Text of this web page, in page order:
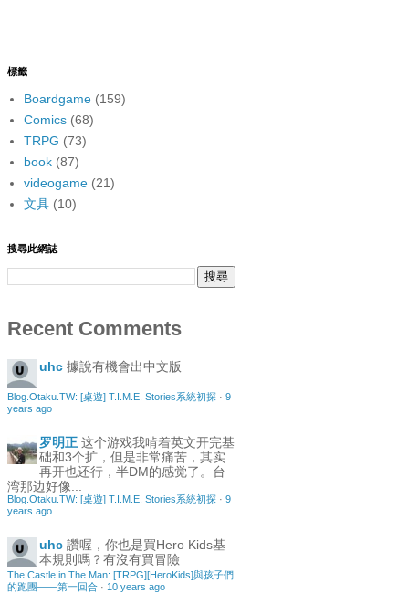
標籤
Boardgame (159)
Comics (68)
TRPG (73)
book (87)
videogame (21)
文具 (10)
搜尋此網誌
Recent Comments
uhc 據說有機會出中文版
Blog.Otaku.TW: [桌遊] T.I.M.E. Stories系統初探 · 9
years ago
罗明正 这个游戏我啃着英文开完基
础和3个扩，但是非常痛苦，其实
再开也还行，半DM的感觉了。台
湾那边好像...
Blog.Otaku.TW: [桌遊] T.I.M.E. Stories系統初探 · 9
years ago
uhc 讚喔，你也是買Hero Kids基
本規則嗎？有沒有買冒險
The Castle in The Man: [TRPG][HeroKids]與孩子們
的跑團——第一回合 · 10 years ago